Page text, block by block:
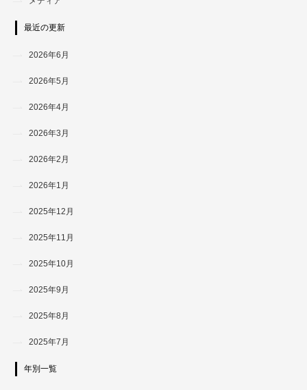
最近の更新
2026年6月
2026年5月
2026年4月
2026年3月
2026年2月
2026年1月
2025年12月
2025年11月
2025年10月
2025年9月
2025年8月
2025年7月
年別一覧